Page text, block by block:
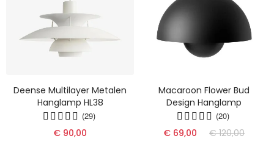
Deense Multilayer Metalen
Hanglamp HL38
(29)
€ 90,00
Macaroon Flower Bud
Design Hanglamp
(20)
€ 69,00 € 120,00